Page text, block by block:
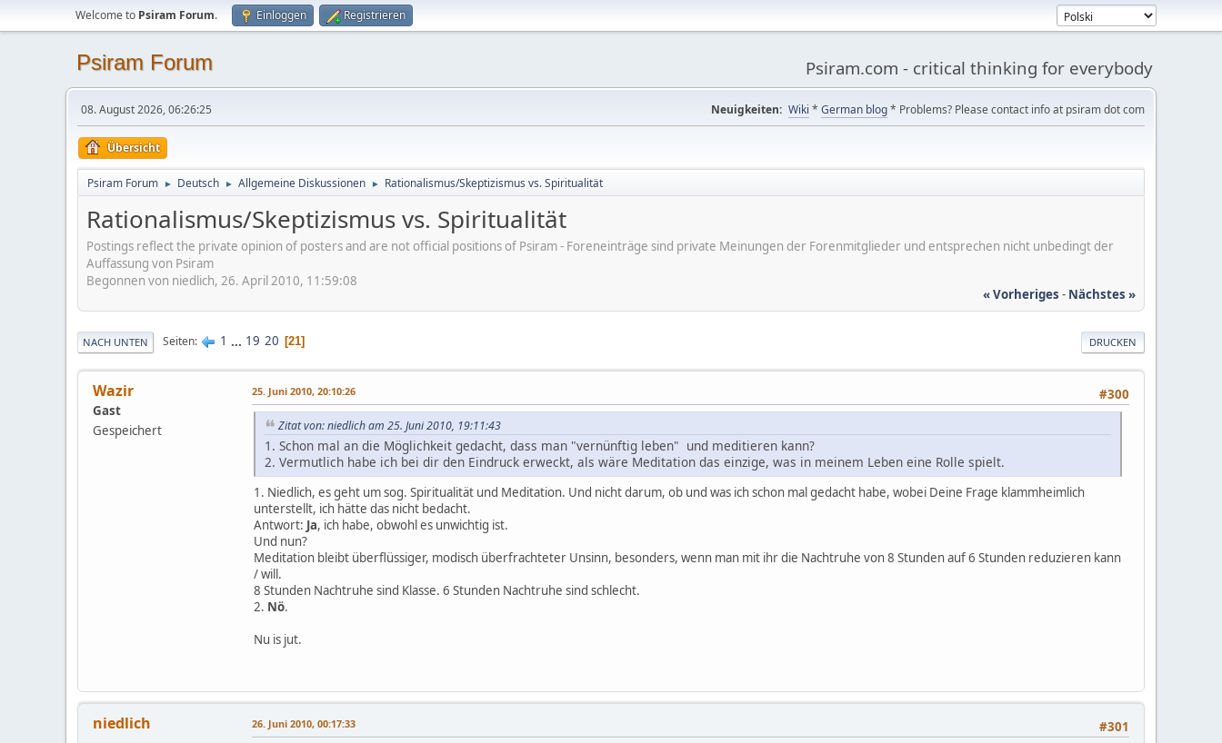
Welcome to Psiram Forum. Einloggen Registrieren
Psiram Forum Psiram.com - critical thinking for everybody
08. August 2026, 06:26:25 Neuigkeiten: Wiki * German blog* Problems? Please contact info at psiram dot com
Übersicht
Psiram Forum ► Deutsch ► Allgemeine Diskussionen ► Rationalismus/Skeptizismus vs. Spiritualität
Rationalismus/Skeptizismus vs. Spiritualität
Postings reflect the private opinion of posters and are not official positions of Psiram - Foreneinträge sind private Meinungen der Forenmitglieder und entsprechen nicht unbedingt der
Auffassung von Psiram
Begonnen von niedlich, 26. April 2010, 11:59:08
« Vorheriges - Nächstes »
DRUCKEN
NACH UNTEN Seiten 1 ... 19 20 21
Wazir
Gast
Gespeichert
#300
25. Juni 2010, 20:10:26
Zitat von: niedlich am 25. Juni 2010, 19:11:43
1. Schon mal an die Möglichkeit gedacht, dass man "vernünftig leben" und meditieren kann?
2. Vermutlich habe ich bei dir den Eindruck erweckt, als wäre Meditation das einzige, was in meinem Leben eine Rolle spielt.
1. Niedlich, es geht um sog. Spiritualität und Meditation. Und nicht darum, ob und was ich schon mal gedacht habe, wobei Deine Frage klammheimlich
unterstellt, ich hätte das nicht bedacht.
Antwort: Ja, ich habe, obwohl es unwichtig ist.
Und nun?
Meditation bleibt überflüssiger, modisch überfrachteter Unsinn, besonders, wenn man mit ihr die Nachtruhe von 8 Stunden auf 6 Stunden reduzieren kann
/ will.
8 Stunden Nachtruhe sind Klasse. 6 Stunden Nachtruhe sind schlecht.
2. Nö.
Nu is jut.
niedlich #301
26. Juni 2010, 00:17:33